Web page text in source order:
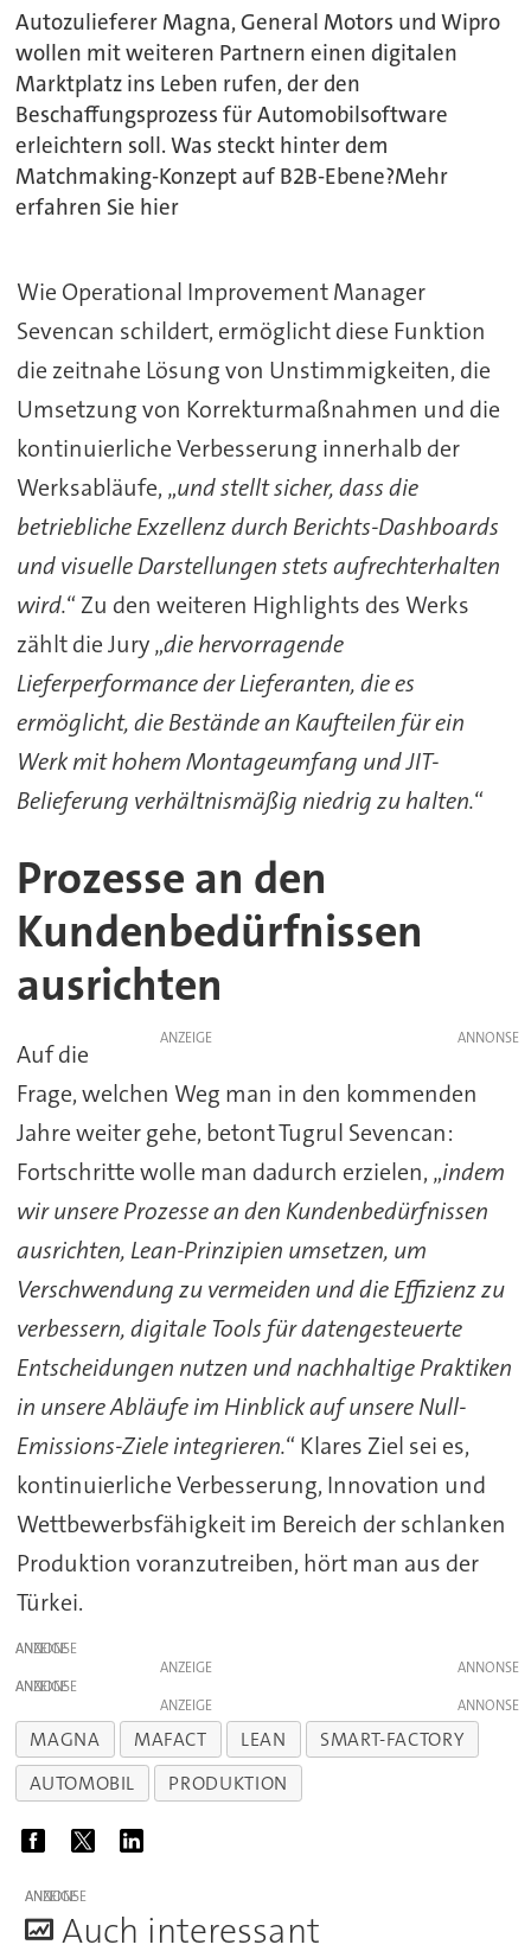
Autozulieferer Magna, General Motors und Wipro
wollen mit weiteren Partnern einen digitalen
Marktplatz ins Leben rufen, der den
Beschaffungsprozess für Automobilsoftware
erleichtern soll. Was steckt hinter dem
Matchmaking-Konzept auf B2B-Ebene?Mehr
erfahren Sie hier
Wie Operational Improvement Manager
Sevencan schildert, ermöglicht diese Funktion
die zeitnahe Lösung von Unstimmigkeiten, die
Umsetzung von Korrekturmaßnahmen und die
kontinuierliche Verbesserung innerhalb der
Werksabläufe, „und stellt sicher, dass die
betriebliche Exzellenz durch Berichts-Dashboards
und visuelle Darstellungen stets aufrechterhalten
wird.“ Zu den weiteren Highlights des Werks
zählt die Jury „die hervorragende
Lieferperformance der Lieferanten, die es
ermöglicht, die Bestände an Kaufteilen für ein
Werk mit hohem Montageumfang und JIT-
Belieferung verhältnismäßig niedrig zu halten.“
Prozesse an den
Kundenbedürfnissen
ausrichten
ANZEIGE
Auf die
Frage, welchen Weg man in den kommenden
Jahre weiter gehe, betont Tugrul Sevencan:
Fortschritte wolle man dadurch erzielen, „indem
wir unsere Prozesse an den Kundenbedürfnissen
ausrichten, Lean-Prinzipien umsetzen, um
Verschwendung zu vermeiden und die Effizienz zu
verbessern, digitale Tools für datengesteuerte
Entscheidungen nutzen und nachhaltige Praktiken
in unsere Abläufe im Hinblick auf unsere Null-
Emissions-Ziele integrieren.“ Klares Ziel sei es,
kontinuierliche Verbesserung, Innovation und
Wettbewerbsfähigkeit im Bereich der schlanken
Produktion voranzutreiben, hört man aus der
Türkei.
ANZEIGE
ANZEIGE
ANZEIGE
ANZEIGE
MAGNA MAFACT LEAN
SMART-FACTORY
AUTOMOBIL
PRODUKTION
ANZEIGE
Auch interessant